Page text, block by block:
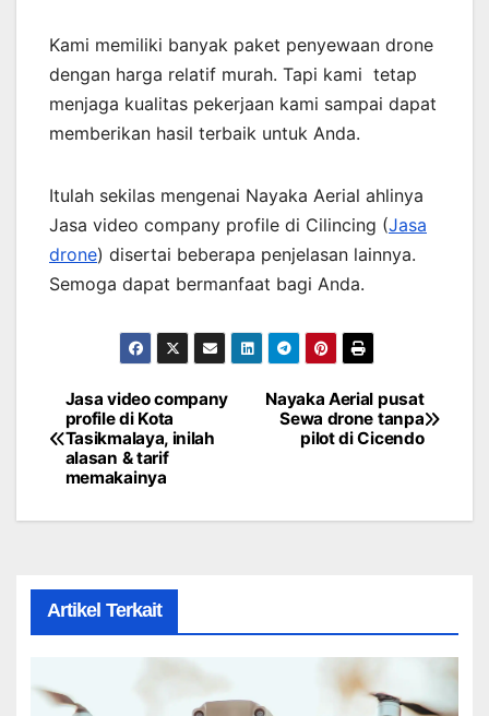
Kami memiliki banyak paket penyewaan drone
dengan harga relatif murah. Tapi kami tetap
menjaga kualitas pekerjaan kami sampai dapat
memberikan hasil terbaik untuk Anda.
Itulah sekilas mengenai Nayaka Aerial ahlinya
Jasa video company profile di Cilincing (Jasa
drone) disertai beberapa penjelasan lainnya.
Semoga dapat bermanfaat bagi Anda.
Post
navigation
Nayaka Aerial pusat
Sewa drone tanpa
pilot di Cicendo
Jasa video company
profile di Kota
Tasikmalaya, inilah
alasan & tarif
memakainya
Artikel Terkait